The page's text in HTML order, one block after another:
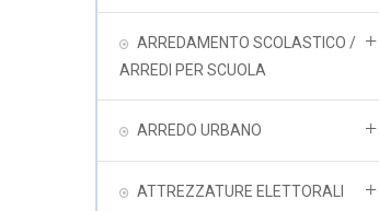
ARREDAMENTO SCOLASTICO /
ARREDI PER SCUOLA
ARREDO URBANO
ATTREZZATURE ELETTORALI